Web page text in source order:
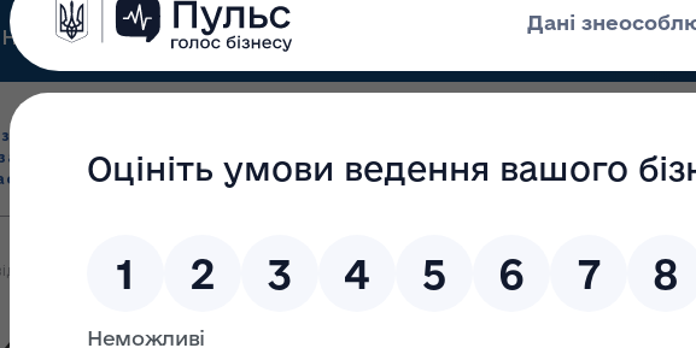
Нормативні документи Для громадськості Прес-центр
торгівля
імпорт
(крім АФІ)
нагляд
(контроль)
засобів, крові та
сертифікація
нагляд
Військово-медичний клінічний центр Центрального регіону МО України